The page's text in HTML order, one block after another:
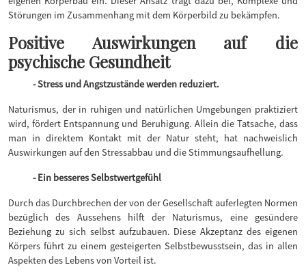
Störungen im Zusammenhang mit dem Körperbild zu bekämpfen.
Positive Auswirkungen auf die
psychische Gesundheit
- Stress und Angstzustände werden reduziert.
Naturismus, der in ruhigen und natürlichen Umgebungen praktiziert
wird, fördert Entspannung und Beruhigung. Allein die Tatsache, dass
man in direktem Kontakt mit der Natur steht, hat nachweislich
Auswirkungen auf den Stressabbau und die Stimmungsaufhellung.
- Ein besseres Selbstwertgefühl
Durch das Durchbrechen der von der Gesellschaft auferlegten Normen
bezüglich des Aussehens hilft der Naturismus, eine gesündere
Beziehung zu sich selbst aufzubauen. Diese Akzeptanz des eigenen
Körpers führt zu einem gesteigerten Selbstbewusstsein, das in allen
Aspekten des Lebens von Vorteil ist.